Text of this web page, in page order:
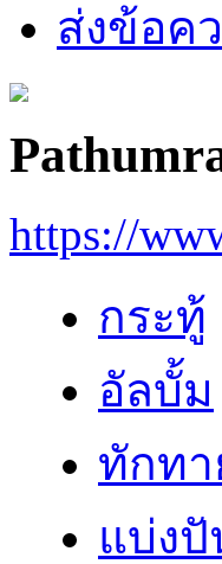
ส่งข้อค
https://
กระทู้
อัลบั้ม
ทักทา
แบ่งปั